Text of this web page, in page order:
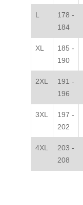
L
178 -
184
XL
185 -
190
2XL
191 -
196
3XL
197 -
202
4XL
203 -
208